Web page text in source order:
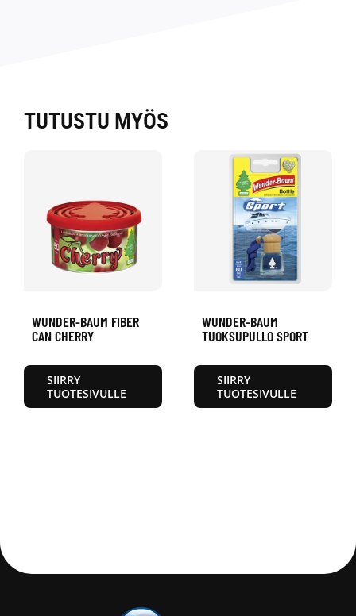
TUTUSTU MYÖS
WUNDER-BAUM FIBER
CAN CHERRY
SIIRRY
TUOTESIVULLE
WUNDER-BAUM
TUOKSUPULLO SPORT
SIIRRY
TUOTESIVULLE